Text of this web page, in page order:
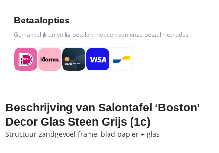
Betaalopties
Gemakkelijk en veilig betalen met een van onze betaalmethodes
Beschrijving van Salontafel ‘Boston’
Decor Glas Steen Grijs (1c)
Structuur zandgevoel frame, blad papier + glas